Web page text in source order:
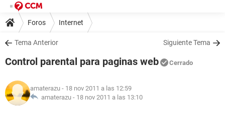
Foros Internet
Tema Anterior Siguiente Tema
Control parental para paginas web Cerrado
amaterazu - 18 nov 2011 a las 12:59
amaterazu - 18 nov 2011 a las 13:10